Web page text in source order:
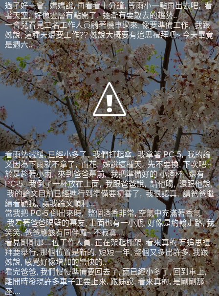
過了好一會, 媽媽說, 再看看十分鐘, 等雨小一點再出去吧, 看
著天空, 好像雲層有點開了, 逐漸有要散去的趨勢..
一會兒看見二名工作人員騎著機車過來, 像要準備工作, 我跟
姊說, 這種天還要工作?? 姊說大概要有追思禮拜吧~ 今天畢竟
是週六..
看雨勢減緩, 已經小多了, 我們打起傘, 我拿著 PC-5, 我的論
文因為下雨就不拿了, 而花, 姊說這種天, 先不要換, 下次吧~
於是趁著小雨, 來到爸爸墓前, 我把準備好的 小酒杯, 還有
PC-5, 我倒了一杯放在上面, 我跟爸爸說, 請他喝, 還跟他說,
我的論文目前已經進行到準備要初審了, 我很認真, 請爸爸繼
續看顧我, 讓我論文順利...
當我把 PC-5 倒出來時, 整個酒香非常, 空氣中充滿著香氣,
我看著爸爸隔壁的墓友, 上面也有一小瓶, 好像是約翰走路, 我
笑笑, 爸爸應該有同伴囉~ 不寂寞....
看見剛剛那二位工作人員, 正在架起棚架, 看來真的 有追思禮
拜要舉行, 那個位置是新的, 短短一年, 整個又多出許多, 我跟
姊說, 感覺好像增加的蠻快的..
看完爸爸, 我們慢慢準備要回去了, 雨已經小多了, 回到車上,
離開時發現許多車子正要上來, 跟姊說, 看來真的, 是剛剛那
座....